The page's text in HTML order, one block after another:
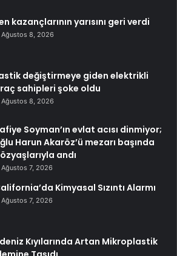
kazançlarının yarısını geri verdi
Ağustos 8, 2026
değiştirmeye giden elektrikli
sahipleri şoke oldu
Ağustos 8, 2026
Soyman’ın evlat acısı dinmiyor;
Harun Akaröz’ü mezarı başında
andı
Ağustos 7, 2026
Kimyasal Sızıntı Alarmı
Ağustos 7, 2026
Kıyılarında Artan Mikroplastik